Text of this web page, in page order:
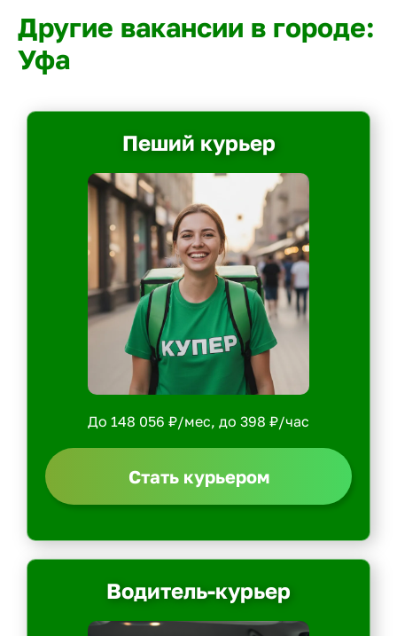
Другие вакансии в городе:
Уфа
Пеший курьер
До 148 056 ₽/мес, до 398 ₽/час
Стать курьером
Водитель-курьер